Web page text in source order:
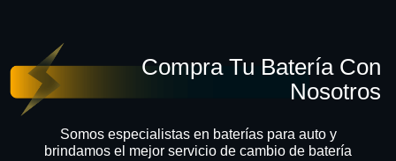
Compra Tu Batería Con
Nosotros
Somos especialistas en baterías para auto y
brindamos el mejor servicio de cambio de batería